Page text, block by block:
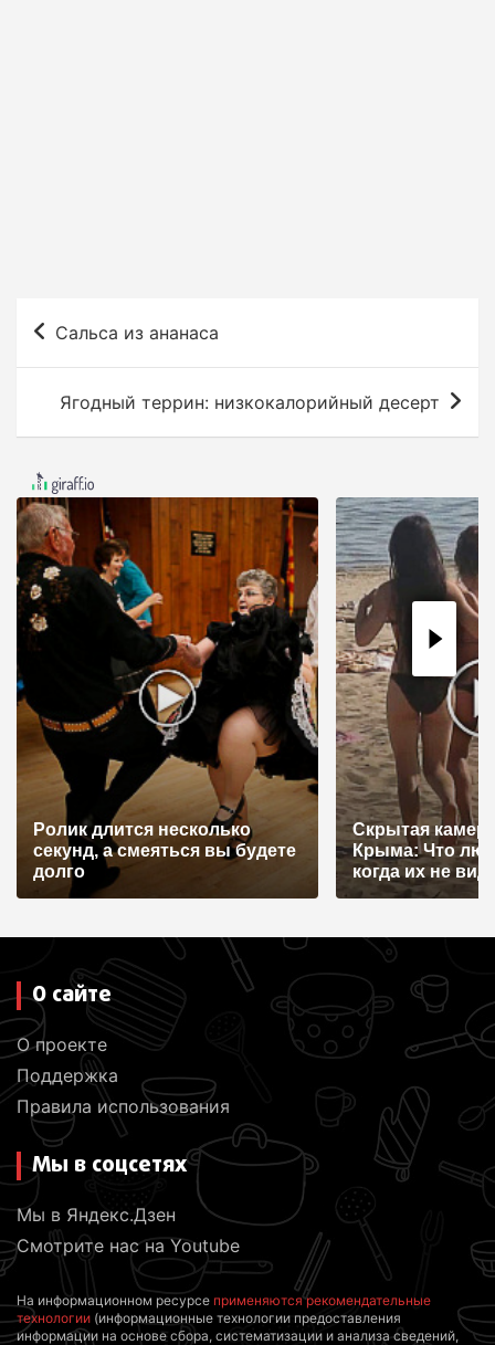
а
ц
и
я
п
о
з
а
п
с
Сальса из ананаса
Ягодный террин: низкокалорийный десерт
Ролик длится несколько
секунд, а смеяться вы будете
долго
Скрытая
Крыма: Что
когда их не
О сайте
О проекте
Поддержка
Правила использования
Мы в соцсетях
Мы в Яндекс.Дзен
Смотрите нас на Youtube
На информационном ресурсе применяются рекомендательные
технологии (информационные технологии предоставления
информации на основе сбора, систематизации и анализа сведений,